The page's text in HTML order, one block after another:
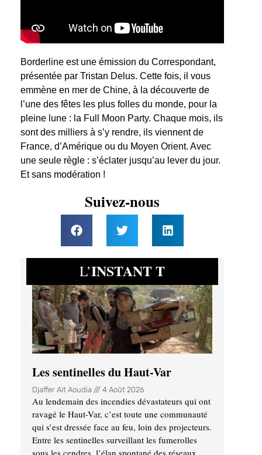
Borderline est une émission du Correspondant,
présentée par Tristan Delus. Cette fois, il vous
emmène en mer de Chine, à la découverte de
l’une des fêtes les plus folles du monde, pour la
pleine lune : la Full Moon Party. Chaque mois, ils
sont des milliers à s’y rendre, ils viennent de
France, d’Amérique ou du Moyen Orient. Avec
une seule règle : s’éclater jusqu’au lever du jour.
Et sans modération !
Suivez-nous
L’INSTANT T
Les sentinelles du Haut-Var
Djaffer Ait Aoudia 4 Août 2026
Au lendemain des incendies dévastateurs qui ont
ravagé le Haut-Var, c’est toute une communauté
qui s’est dressée face au feu, loin des projecteurs.
Entre les sentinelles surveillant les fumerolles